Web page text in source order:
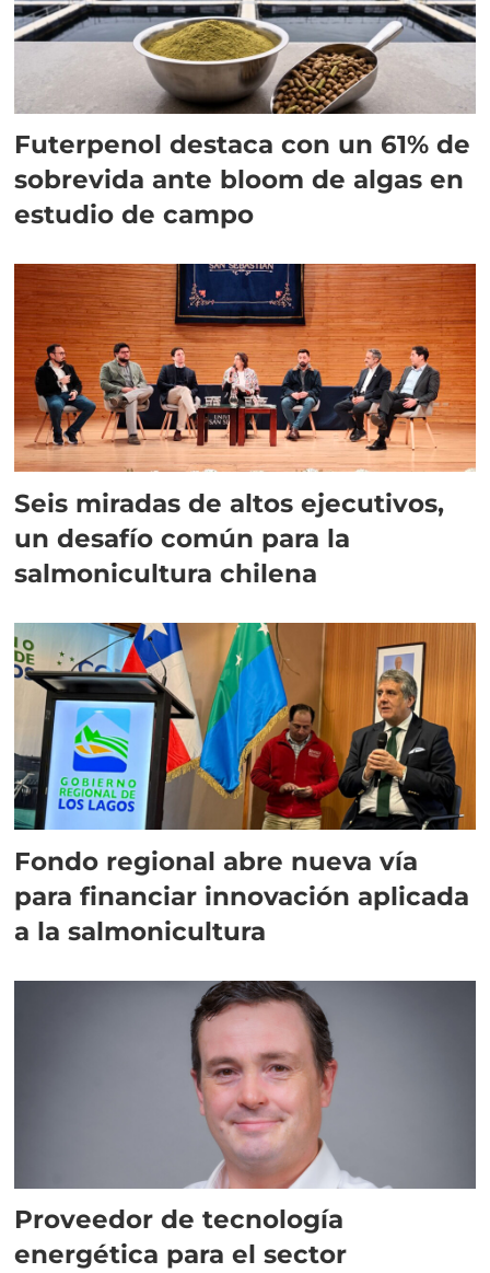
Futerpenol destaca con un 61% de
sobrevida ante bloom de algas en
estudio de campo
Seis miradas de altos ejecutivos,
un desafío común para la
salmonicultura chilena
Fondo regional abre nueva vía
para financiar innovación aplicada
a la salmonicultura
Proveedor de tecnología
energética para el sector